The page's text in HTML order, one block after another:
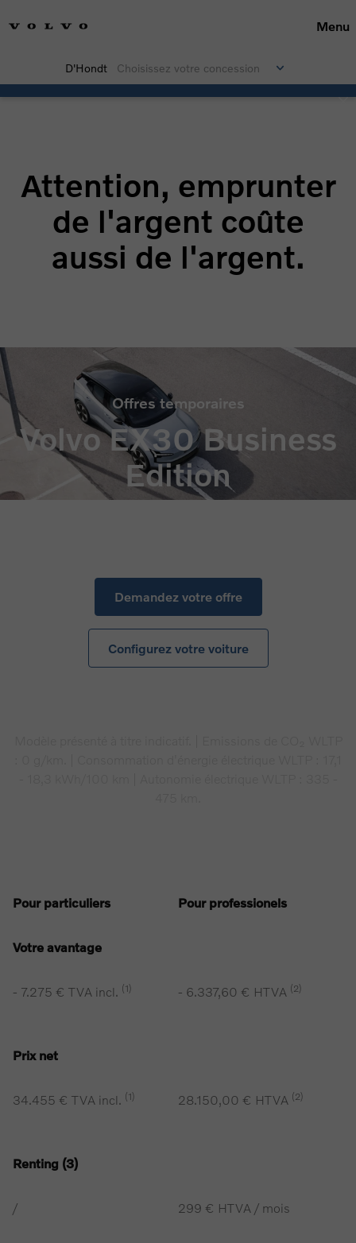
Menu
D'Hondt Choisissez votre concession
Attention, emprunter
de l'argent coûte
aussi de l'argent.
Offres temporaires
Volvo EX30 Business
Edition
Demandez votre offre
Configurez votre voiture
Pour particuliers Pour professionels
Votre avantage
- 7.275 € TVA incl. (1) - 6.337,60 € HTVA (2)
Prix net
34.455 € TVA incl. (1) 28.150,00 € HTVA (2)
Renting (3)
/ 299 € HTVA / mois